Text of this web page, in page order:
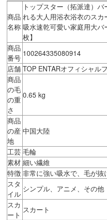
商品
名称
トップスター（拓派達）
れる大人用浴衣浴衣のス
吸水速乾可愛い家庭用大
枚】
商品
番号 100264335080914
店舗 TOP ENTARオフィシャル
商品
の毛
の重
さ
0.65 kg
商品
の産
地
中国大陸
工芸 毛輪
素材 細い繊維
特徴 非常に強い吸水で、毛が抜
スタ
イル
シンプル、アニメ、その他
スカ
ート
スカート